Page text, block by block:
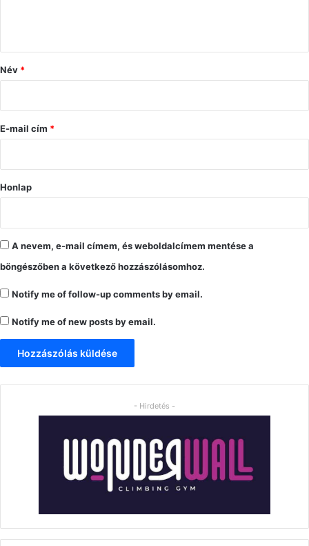
ó
s
Név *
E-mail cím *
Honlap
A nevem, e-mail címem, és weboldalcímem mentése a
böngészőben a következő hozzászólásomhoz.
Notify me of follow-up comments by email.
Notify me of new posts by email.
- Hirdetés -